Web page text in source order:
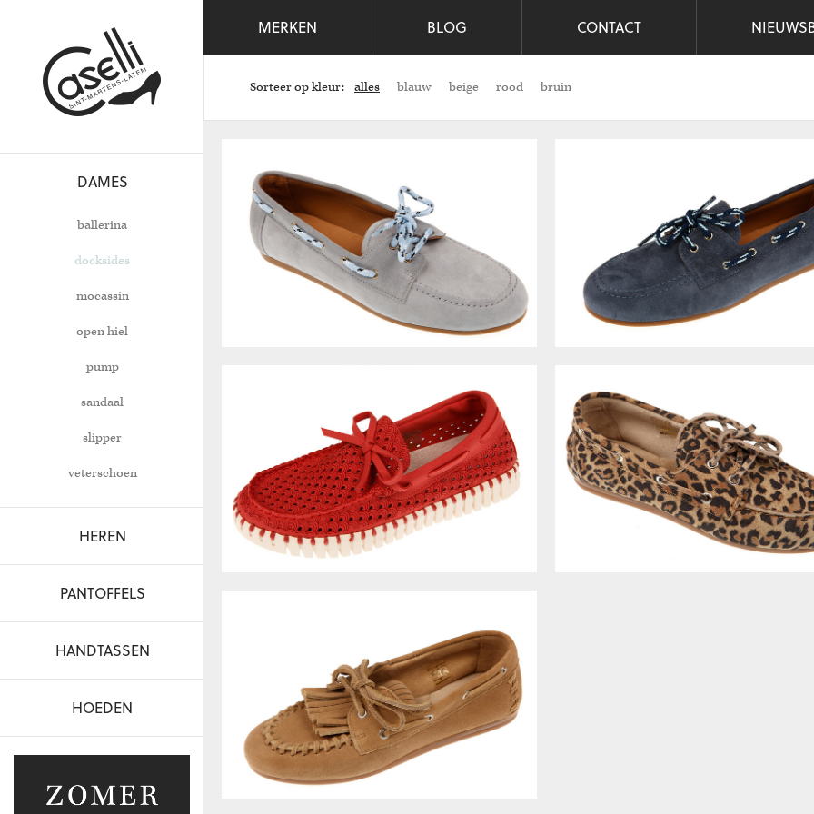
DAMES
ballerina
docksides
mocassin
open hiel
pump
sandaal
slipper
veterschoen
HEREN
PANTOFFELS
HANDTASSEN
HOEDEN
MERKEN BLOG CONTACT
Sorteer op kleur: alles blauw beige rood bruin